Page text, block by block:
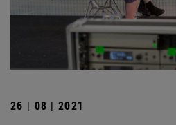
26 | 08 | 2021